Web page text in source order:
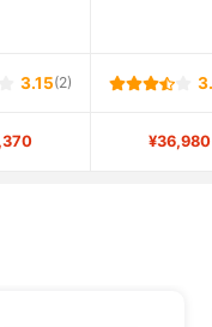
3.15(2)
¥36,980